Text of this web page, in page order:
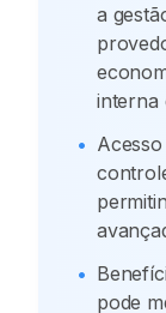
a
interna
•
•
pode